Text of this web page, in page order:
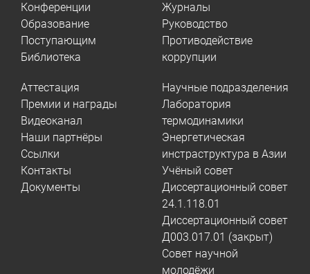
Конференции
Образование
Поступающим
Библиотека
Журналы
Руководство
Противодействие
коррупции
Аттестация
Премии и награды
Видеоканал
Наши партнёры
Ссылки
Контакты
Документы
Научные подразделения
Лаборатория
термодинамики
Энергетическая
инстраструктура в Азии
Учёный совет
Диссертационный совет
24.1.118.01
Диссертационный совет
Д003.017.01 (закрыт)
Совет научной
молодёжи